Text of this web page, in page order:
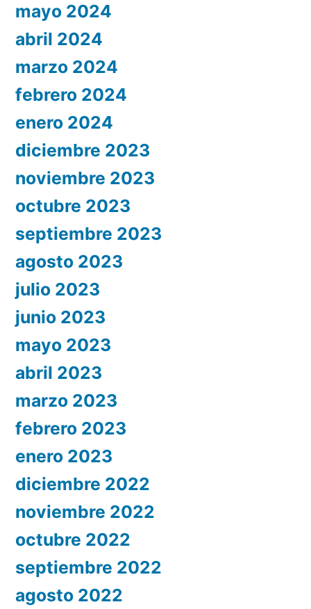
mayo 2024
abril 2024
marzo 2024
febrero 2024
enero 2024
diciembre 2023
noviembre 2023
octubre 2023
septiembre 2023
agosto 2023
julio 2023
junio 2023
mayo 2023
abril 2023
marzo 2023
febrero 2023
enero 2023
diciembre 2022
noviembre 2022
octubre 2022
septiembre 2022
agosto 2022